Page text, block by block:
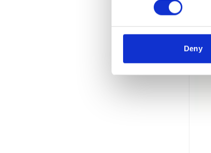
Deny